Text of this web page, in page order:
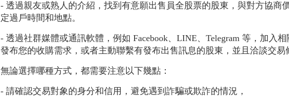
- 透過親友或熟人的介紹，找到有意願出售員全股票的股東，與對方協商
定過戶時間和地點。
- 透過社群媒體或通訊軟體，例如 Facebook、LINE、Telegram 等，加入相
發布您的收購需求，或者主動聯繫有發布出售訊息的股東，並且洽談交易
無論選擇哪種方式，都需要注意以下幾點：
- 請確認交易對象的身分和信用，避免遇到詐騙或欺詐的情況，